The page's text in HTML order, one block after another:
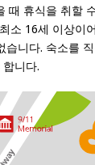
때 휴식을 취할
소 16세 이상이
습니다. 숙소를
니다.